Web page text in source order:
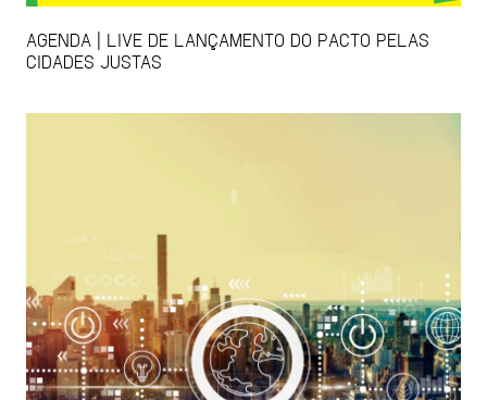
AGENDA | LIVE DE LANÇAMENTO DO PACTO PELAS
CIDADES JUSTAS